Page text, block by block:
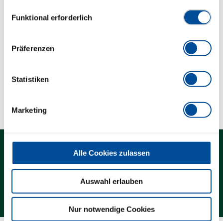
Funktional erforderlich
Präferenzen
Statistiken
Marketing
Alle Cookies zulassen
Auswahl erlauben
Nur notwendige Cookies
Kontakt